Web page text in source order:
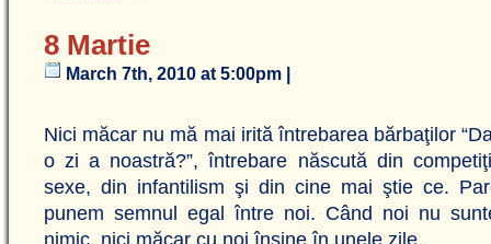
8 Martie
March 7th, 2010 at 5:00pm |
Nici măcar nu mă mai irită întrebarea bărbaţilor
o zi a noastră?”, întrebare născută din
sexe, din infantilism şi din cine mai ştie ce.
punem semnul egal între noi. Când noi nu